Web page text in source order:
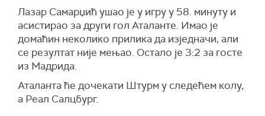
Лазар Самарџић ушао је у игру у 58. минуту и
асистирао за други гол Аталанте. Имао је
домаћин неколико прилика да изједначи, али
се резултат није мењао. Остало је 3:2 за госте
из Мадрида.
Аталанта ће дочекати Штурм у следећем колу,
а Реал Салцбург.